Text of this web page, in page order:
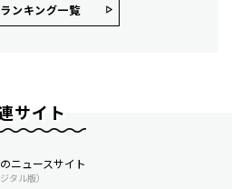
ンキング⼀覧
サイト
ニュースサイト
タル版）